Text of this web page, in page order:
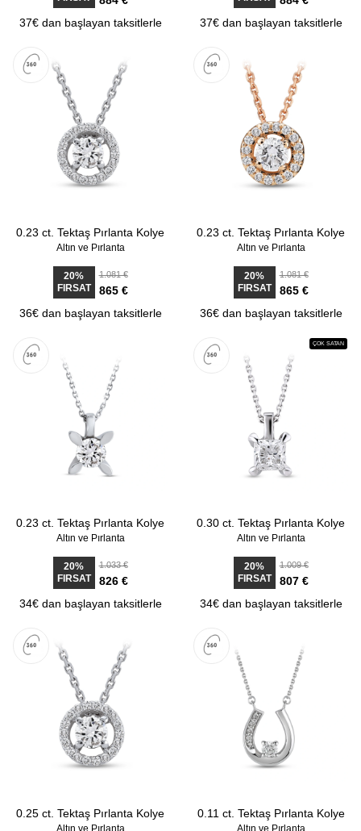
37€ dan başlayan taksitlerle
37€ dan başlayan taksitlerle
0.23 ct. Tektaş Pırlanta Kolye
Altın ve Pırlanta
20%
FIRSAT
1.081 €
865 €
36€ dan başlayan taksitlerle
0.23 ct. Tektaş Pırlanta Kolye
Altın ve Pırlanta
20%
FIRSAT
1.081 €
865 €
36€ dan başlayan taksitlerle
0.23 ct. Tektaş Pırlanta Kolye
Altın ve Pırlanta
20%
FIRSAT
1.033 €
826 €
34€ dan başlayan taksitlerle
ÇOK SATAN
0.30 ct. Tektaş Pırlanta Kolye
Altın ve Pırlanta
20%
FIRSAT
1.009 €
807 €
34€ dan başlayan taksitlerle
0.25 ct. Tektaş Pırlanta Kolye
Altın ve Pırlanta
0.11 ct. Tektaş Pırlanta Kolye
Altın ve Pırlanta